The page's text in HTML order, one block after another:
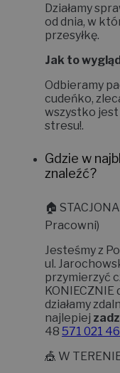
Działamy
od dnia, w
przesyłkę.
Jak to
Odbieramy
cudeńko,
wszystko jest
stresu!.
Gdzie w
znaleźć?
🏠
Pracowni)
Jesteśmy z
ul.
przymierzyć
KONIECZNIE
działamy
najlepiej
48 571 021
🎪 W